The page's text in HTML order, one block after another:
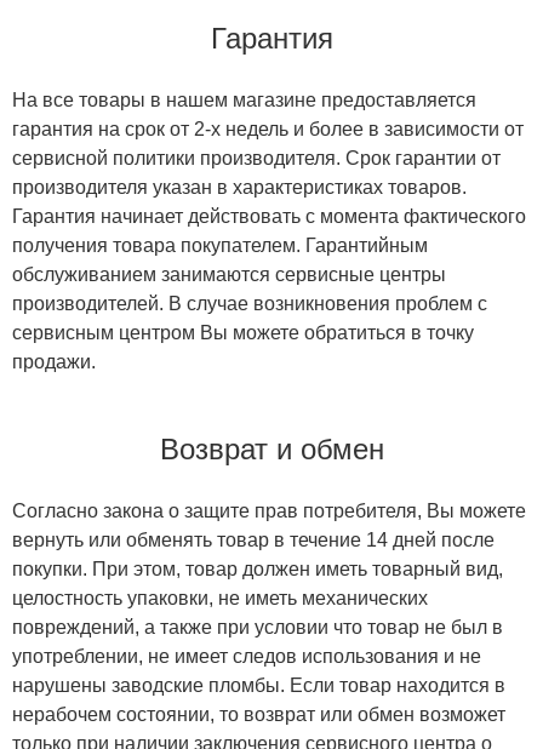
Гарантия
На все товары в нашем магазине предоставляется
гарантия на срок от 2-х недель и более в зависимости от
сервисной политики производителя. Срок гарантии от
производителя указан в характеристиках товаров.
Гарантия начинает действовать с момента фактического
получения товара покупателем. Гарантийным
обслуживанием занимаются сервисные центры
производителей. В случае возникновения проблем с
сервисным центром Вы можете обратиться в точку
продажи.
Возврат и обмен
Согласно закона о защите прав потребителя, Вы можете
вернуть или обменять товар в течение 14 дней после
покупки. При этом, товар должен иметь товарный вид,
целостность упаковки, не иметь механических
повреждений, а также при условии что товар не был в
употреблении, не имеет следов использования и не
нарушены заводские пломбы. Если товар находится в
нерабочем состоянии, то возврат или обмен возможет
только при наличии заключения сервисного центра о